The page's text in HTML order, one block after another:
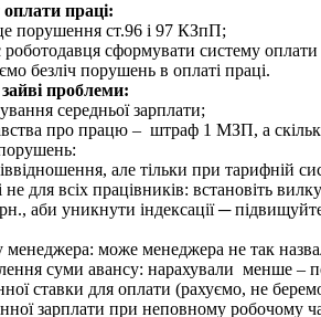
праці:
порушення ст.96 і 97 КЗпП;
сформувати систему
безліч порушень в оплаті праці.
проблеми:
середньої зарплати;
про працю – штраф 1 МЗП, а
але тільки при тарифній
для всіх працівників: встановіть
аби уникнути індексації ─
менеджера: може менеджера не так
суми авансу: нарахували менше –
ставки для оплати (рахуємо, не беремо
зарплати при неповному робочому